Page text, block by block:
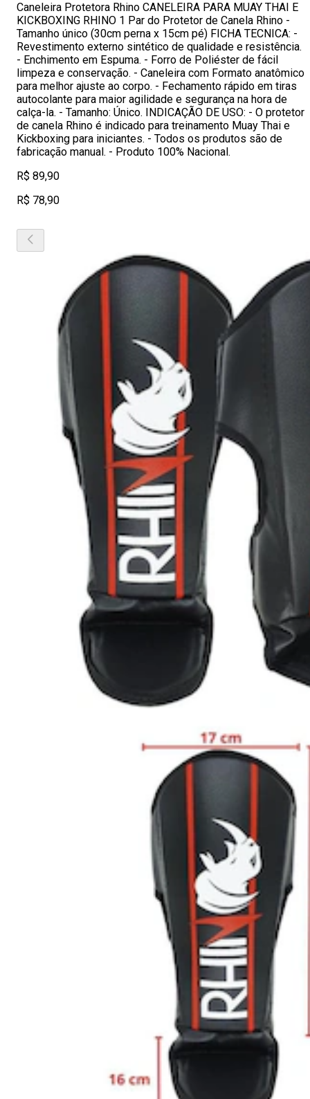
Caneleira Protetora Rhino CANELEIRA PARA MUAY THAI E
KICKBOXING RHINO 1 Par do Protetor de Canela Rhino -
Tamanho único (30cm perna x 15cm pé) FICHA TECNICA: -
Revestimento externo sintético de qualidade e resistência.
- Enchimento em Espuma. - Forro de Poliéster de fácil
limpeza e conservação. - Caneleira com Formato anatômico
para melhor ajuste ao corpo. - Fechamento rápido em tiras
autocolante para maior agilidade e segurança na hora de
calça-la. - Tamanho: Único. INDICAÇÃO DE USO: - O protetor
de canela Rhino é indicado para treinamento Muay Thai e
Kickboxing para iniciantes. - Todos os produtos são de
fabricação manual. - Produto 100% Nacional.
R$ 89,90
R$ 78,90